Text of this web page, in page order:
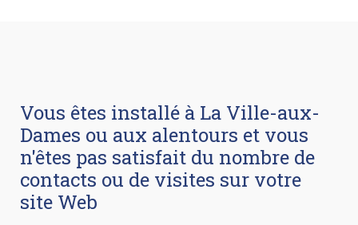
Vous êtes installé à La Ville-aux-
Dames ou aux alentours et vous
n'êtes pas satisfait du nombre de
contacts ou de visites sur votre
site Web